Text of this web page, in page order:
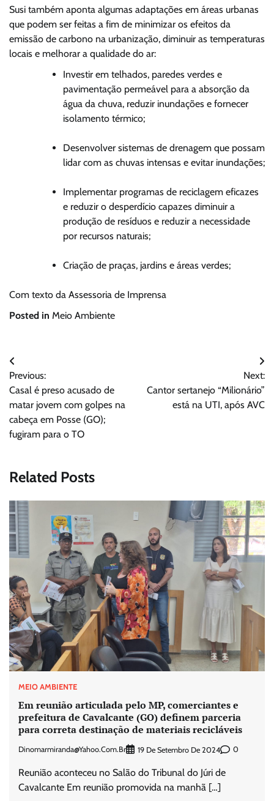
Susi também aponta algumas adaptações em áreas urbanas
que podem ser feitas a fim de minimizar os efeitos da
emissão de carbono na urbanização, diminuir as temperaturas
locais e melhorar a qualidade do ar:
Investir em telhados, paredes verdes e
pavimentação permeável para a absorção da
água da chuva, reduzir inundações e fornecer
isolamento térmico;
Desenvolver sistemas de drenagem que possam
lidar com as chuvas intensas e evitar inundações;
Implementar programas de reciclagem eficazes
e reduzir o desperdício capazes diminuir a
produção de resíduos e reduzir a necessidade
por recursos naturais;
Criação de praças, jardins e áreas verdes;
Com texto da Assessoria de Imprensa
Posted in Meio Ambiente
Navegação
de
Post
Previous:
Casal é preso acusado de
matar jovem com golpes na
cabeça em Posse (GO);
fugiram para o TO
Next:
Cantor sertanejo “Milionário”
está na UTI, após AVC
Related Posts
MEIO AMBIENTE
Em reunião articulada pelo MP, comerciantes e
prefeitura de Cavalcante (GO) definem parceria
para correta destinação de materiais recicláveis
Dinomarmiranda@yahoo.com.br 19 De Setembro De 2024 0
Reunião aconteceu no Salão do Tribunal do Júri de
Cavalcante Em reunião promovida na manhã […]